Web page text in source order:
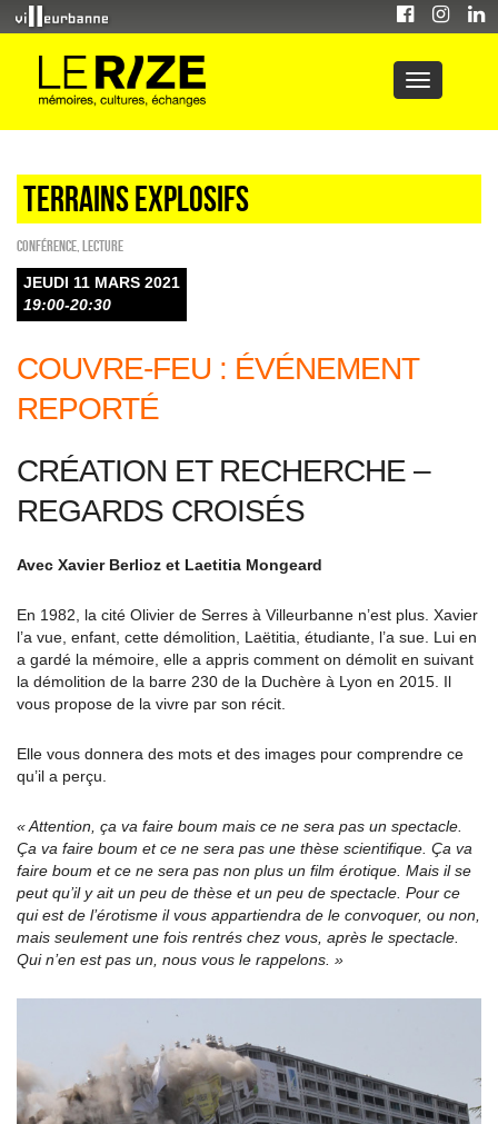
Terrains explosifs
Conférence Lecture
JEUDI 11 MARS 2021
19:00-20:30
COUVRE-FEU : ÉVÉNEMENT
REPORTÉ
CRÉATION ET RECHERCHE –
REGARDS CROISÉS
Avec Xavier Berlioz et Laetitia Mongeard
En 1982, la cité Olivier de Serres à Villeurbanne n’est plus. Xavier
l’a vue, enfant, cette démolition, Laëtitia, étudiante, l’a sue. Lui en
a gardé la mémoire, elle a appris comment on démolit en suivant
la démolition de la barre 230 de la Duchère à Lyon en 2015. Il
vous propose de la vivre par son récit.
Elle vous donnera des mots et des images pour comprendre ce
qu’il a perçu.
« Attention, ça va faire boum mais ce ne sera pas un spectacle.
Ça va faire boum et ce ne sera pas une thèse scientifique. Ça va
faire boum et ce ne sera pas non plus un film érotique. Mais il se
peut qu’il y ait un peu de thèse et un peu de spectacle. Pour ce
qui est de l’érotisme il vous appartiendra de le convoquer, ou non,
mais seulement une fois rentrés chez vous, après le spectacle.
Qui n’en est pas un, nous vous le rappelons. »